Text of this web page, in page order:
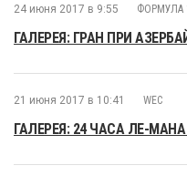
24 июня 2017 в 9:55 ФОРМУЛА
ГАЛЕРЕЯ: ГРАН ПРИ
21 июня 2017 в 10:41 WEC
ГАЛЕРЕЯ: 24 ЧАСА ЛЕ-МАНА